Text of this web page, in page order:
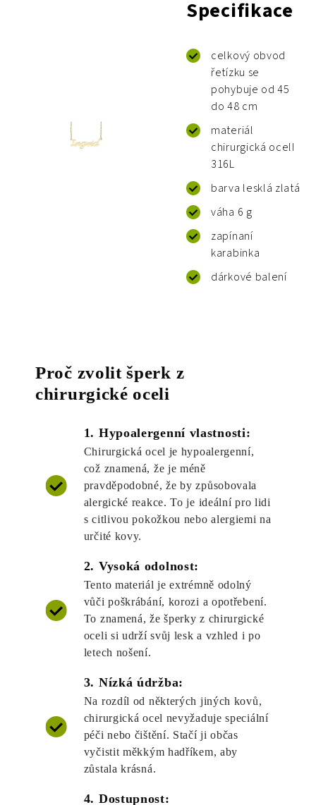
Specifikace
celkový obvod
řetízku se
pohybuje od 45
do 48 cm
materiál
chirurgická ocelI
316L
barva lesklá zlatá
váha 6 g
zapínaní
karabinka
dárkové balení
Proč zvolit šperk z
chirurgické oceli
1. Hypoalergenní vlastnosti:
Chirurgická ocel je hypoalergenní,
což znamená, že je méně
pravděpodobné, že by způsobovala
alergické reakce. To je ideální pro lidi
s citlivou pokožkou nebo alergiemi na
určité kovy.
2. Vysoká odolnost:
Tento materiál je extrémně odolný
vůči poškrábání, korozi a opotřebení.
To znamená, že šperky z chirurgické
oceli si udrží svůj lesk a vzhled i po
letech nošení.
3. Nízká údržba:
Na rozdíl od některých jiných kovů,
chirurgická ocel nevyžaduje speciální
péči nebo čištění. Stačí ji občas
vyčistit měkkým hadříkem, aby
zůstala krásná.
4. Dostupnost: